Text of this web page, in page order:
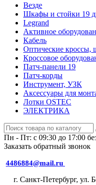
Везде
Шкафы и стойки 19
Legrand
Активное
Кабель
Оптические
Кроссовое
Патч-панели 19
Патч-корды
Инструмент, УЗК
Аксессуары для
Лотки OSTEC
ЭЛЕКТРИКА
Пн - Пт: с 09:30 до 17:00
Заказать обратный звонок
4486884@mail.ru
г. Санкт-Петербург, ул.